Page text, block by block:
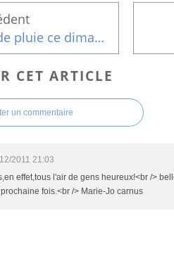
Une journée de pluie ce dimanche 4 décembre
CET ARTICLE
un commentaire
2011 21:03
effet,tous l'air de gens heureux!<br />
fois.<br /> Marie-Jo carnus